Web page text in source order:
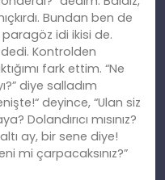
Bundan ben de
idi ikisi de.
dedi. Kontrolden
fark ettim. “Ne
diye salladım
“ deyince, “Ulan siz
Dolandırıcı mısınız?
ay, bir sene diye!
mi çarpacaksınız?”